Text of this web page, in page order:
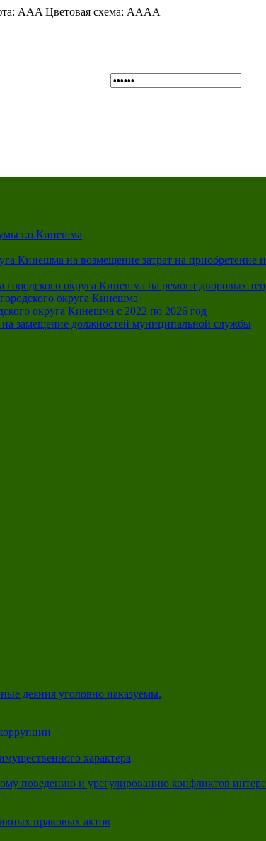
AAA Цветовая схема: AAAA
г.о.Кинешма
Кинешма на возмещение затрат на
округа Кинешма на ремонт дворовых
округа Кинешма
округа Кинешма с 2022 по 2026 год
замещение должностей муниципальной службы
деяния уголовно наказуемы.
характера
поведению и урегулированию конфликтов
правовых актов